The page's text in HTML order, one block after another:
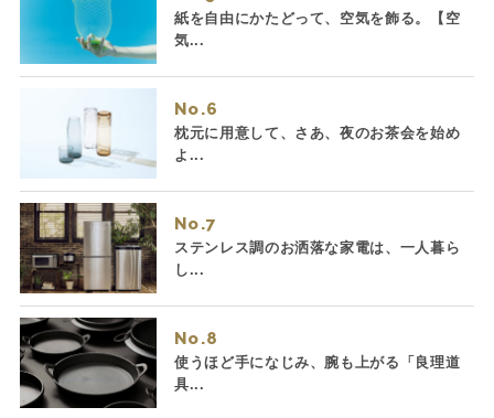
紙を自由にかたどって、空気を飾る。【空
気...
No.
枕元に用意して、さあ、夜のお茶会を始め
よ...
No.
ステンレス調のお洒落な家電は、一人暮ら
し...
No.
使うほど手になじみ、腕も上がる「良理道
具...